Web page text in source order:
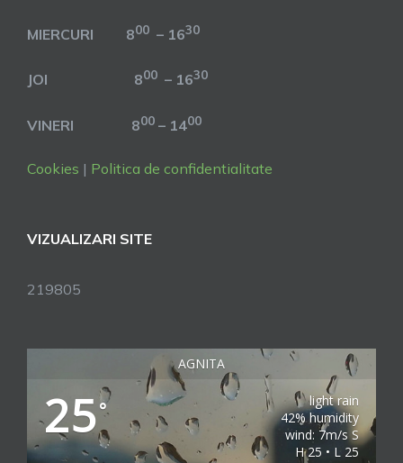
MIERCURI 800 – 1630
JOI 800 – 1630
VINERI 800 – 1400
Cookies | Politica de confidentialitate
VIZUALIZARI SITE
219805
AGNITA
25°
light rain
42% humidity
wind: 7m/s S
H 25 • L 25